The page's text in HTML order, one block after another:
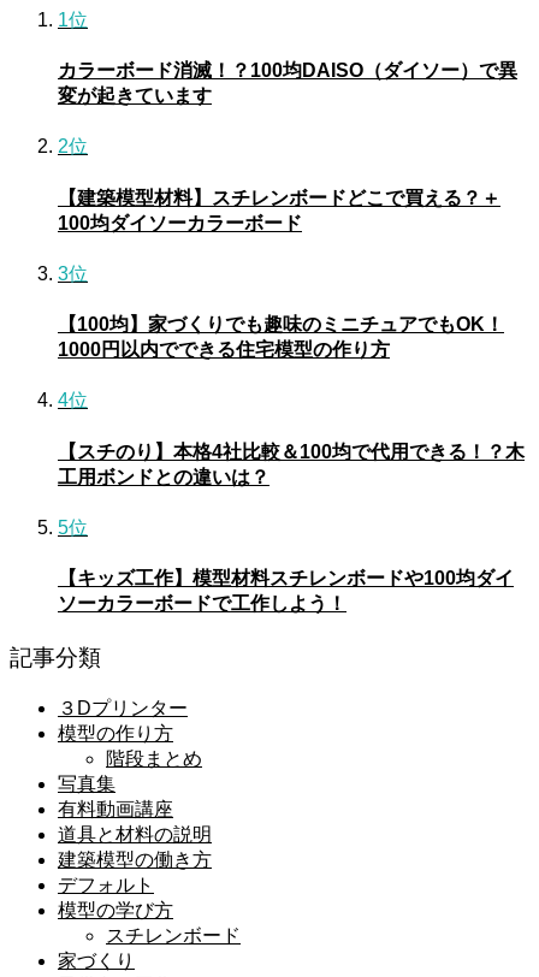
1位
カラーボード消滅！？100均DAISO（ダイソー）で異
変が起きています
2位
【建築模型材料】スチレンボードどこで買える？＋
100均ダイソーカラーボード
3位
【100均】家づくりでも趣味のミニチュアでもOK！
1000円以内でできる住宅模型の作り方
4位
【スチのり】本格4社比較＆100均で代用できる！？木
工用ボンドとの違いは？
5位
【キッズ工作】模型材料スチレンボードや100均ダイ
ソーカラーボードで工作しよう！
記事分類
３Dプリンター
模型の作り方
階段まとめ
写真集
有料動画講座
道具と材料の説明
建築模型の働き方
デフォルト
模型の学び方
スチレンボード
家づくり